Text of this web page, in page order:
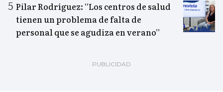
Pilar Rodríguez: “Los centros de salud
tienen un problema de falta de
personal que se agudiza en verano”